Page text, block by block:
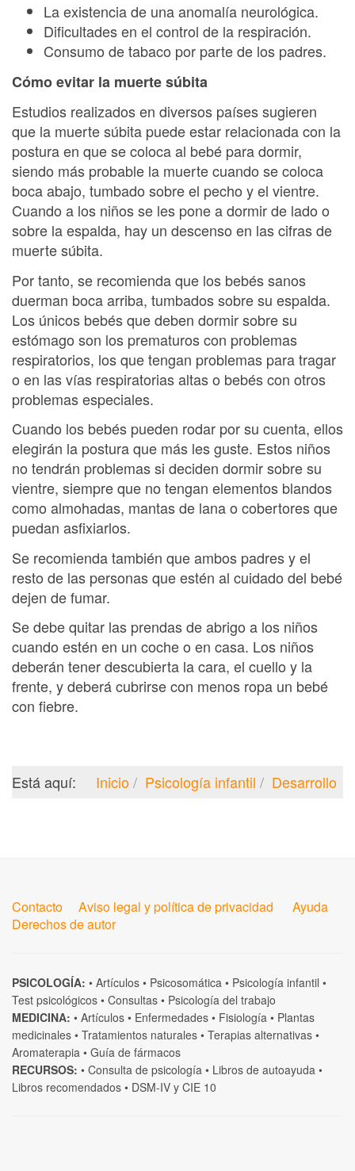
La existencia de una anomalía neurológica.
Dificultades en el control de la respiración.
Consumo de tabaco por parte de los padres.
Cómo evitar la muerte súbita
Estudios realizados en diversos países sugieren
que la muerte súbita puede estar relacionada con la
postura en que se coloca al bebé para dormir,
siendo más probable la muerte cuando se coloca
boca abajo, tumbado sobre el pecho y el vientre.
Cuando a los niños se les pone a dormir de lado o
sobre la espalda, hay un descenso en las cifras de
muerte súbita.
Por tanto, se recomienda que los bebés sanos
duerman boca arriba, tumbados sobre su espalda.
Los únicos bebés que deben dormir sobre su
estómago son los prematuros con problemas
respiratorios, los que tengan problemas para tragar
o en las vías respiratorias altas o bebés con otros
problemas especiales.
Cuando los bebés pueden rodar por su cuenta, ellos
elegirán la postura que más les guste. Estos niños
no tendrán problemas si deciden dormir sobre su
vientre, siempre que no tengan elementos blandos
como almohadas, mantas de lana o cobertores que
puedan asfixiarlos.
Se recomienda también que ambos padres y el
resto de las personas que estén al cuidado del bebé
dejen de fumar.
Se debe quitar las prendas de abrigo a los niños
cuando estén en un coche o en casa. Los niños
deberán tener descubierta la cara, el cuello y la
frente, y deberá cubrirse con menos ropa un bebé
con fiebre.
Está aquí: Inicio Psicología infantil Desarrollo
Contacto Aviso legal y política de privacidad
Ayuda
Derechos de autor
PSICOLOGÍA: • Artículos • Psicosomática • Psicología infantil •
Test psicológicos • Consultas • Psicología del trabajo
MEDICINA: • Artículos • Enfermedades • Fisiología • Plantas
medicinales • Tratamientos naturales • Terapias alternativas •
Aromaterapia • Guía de fármacos
RECURSOS: • Consulta de psicología • Libros de autoayuda •
Libros recomendados • DSM-IV y CIE 10